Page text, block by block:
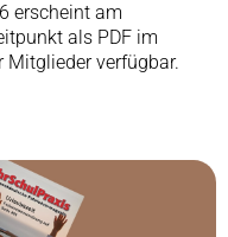
erscheint am
als PDF im
Mitglieder verfügbar.